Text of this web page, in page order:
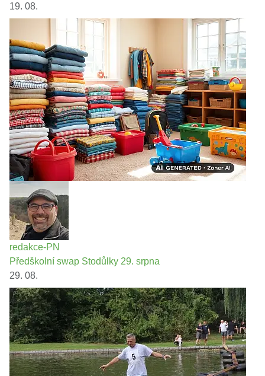
19. 08.
redakce-PN
Předškolní swap Stodůlky 29. srpna
29. 08.